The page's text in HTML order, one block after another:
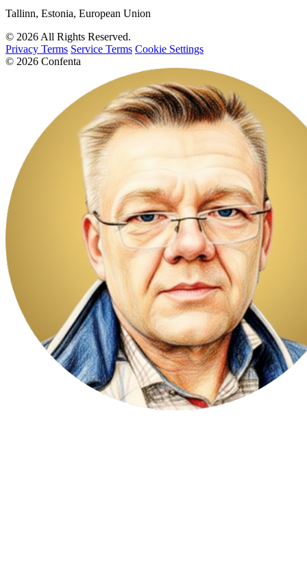
Tallinn, Estonia, European Union
© 2026 All Rights Reserved.
Privacy Terms Service Terms Cookie Settings
© 2026 Confenta